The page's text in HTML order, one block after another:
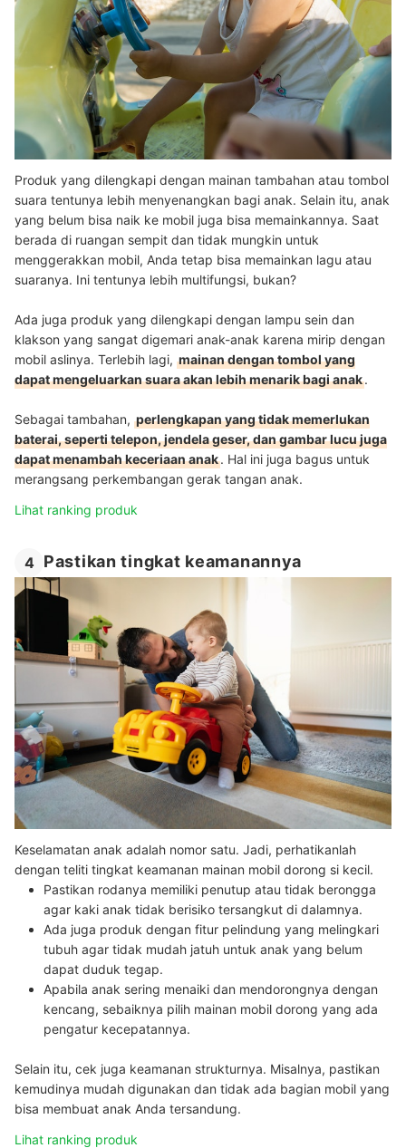
Produk yang dilengkapi dengan mainan tambahan atau tombol
suara tentunya lebih menyenangkan bagi anak. Selain itu, anak
yang belum bisa naik ke mobil juga bisa memainkannya. Saat
berada di ruangan sempit dan tidak mungkin untuk
menggerakkan mobil, Anda tetap bisa memainkan lagu atau
suaranya. Ini tentunya lebih multifungsi, bukan?
Ada juga produk yang dilengkapi dengan lampu sein dan
klakson yang sangat digemari anak-anak karena mirip dengan
mobil aslinya. Terlebih lagi, mainan dengan tombol yang
dapat mengeluarkan suara akan lebih menarik bagi anak.
Sebagai tambahan, perlengkapan yang tidak memerlukan
baterai, seperti telepon, jendela geser, dan gambar lucu juga
dapat menambah keceriaan anak. Hal ini juga bagus untuk
merangsang perkembangan gerak tangan anak.
Lihat ranking produk
4 Pastikan tingkat keamanannya
Keselamatan anak adalah nomor satu. Jadi, perhatikanlah
dengan teliti tingkat keamanan mainan mobil dorong si kecil.
Pastikan rodanya memiliki penutup atau tidak berongga
agar kaki anak tidak berisiko tersangkut di dalamnya.
Ada juga produk dengan fitur pelindung yang melingkari
tubuh agar tidak mudah jatuh untuk anak yang belum
dapat duduk tegap.
Apabila anak sering menaiki dan mendorongnya dengan
kencang, sebaiknya pilih mainan mobil dorong yang ada
pengatur kecepatannya.
Selain itu, cek juga keamanan strukturnya. Misalnya, pastikan
kemudinya mudah digunakan dan tidak ada bagian mobil yang
bisa membuat anak Anda tersandung.
Lihat ranking produk